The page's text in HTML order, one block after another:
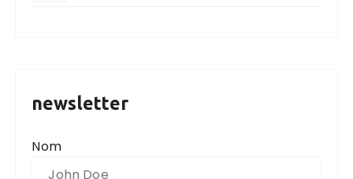
newsletter
Nom